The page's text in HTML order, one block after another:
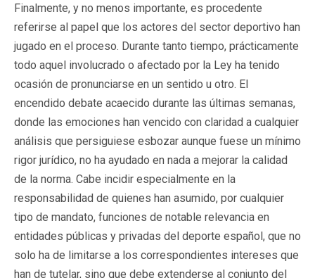
Finalmente, y no menos importante, es procedente
referirse al papel que los actores del sector deportivo han
jugado en el proceso. Durante tanto tiempo, prácticamente
todo aquel involucrado o afectado por la Ley ha tenido
ocasión de pronunciarse en un sentido u otro. El
encendido debate acaecido durante las últimas semanas,
donde las emociones han vencido con claridad a cualquier
análisis que persiguiese esbozar aunque fuese un mínimo
rigor jurídico, no ha ayudado en nada a mejorar la calidad
de la norma. Cabe incidir especialmente en la
responsabilidad de quienes han asumido, por cualquier
tipo de mandato, funciones de notable relevancia en
entidades públicas y privadas del deporte español, que no
solo ha de limitarse a los correspondientes intereses que
han de tutelar, sino que debe extenderse al conjunto del